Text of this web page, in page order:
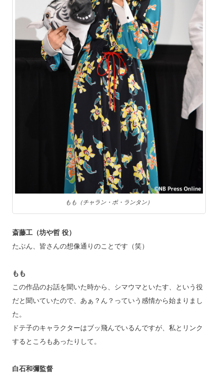
もも（チャラン・ポ・ランタン）
斎藤工（坊や哲 役）
たぶん、皆さんの想像通りのことです（笑）
もも
この作品のお話を聞いた時から、シマウマといたす、という役
だと聞いていたので、あぁ？ん？っていう感情から始まりまし
た。
ドテ子のキャラクターはブッ飛んでいるんですが、私とリンク
するところもあったりして。
白石和彌監督